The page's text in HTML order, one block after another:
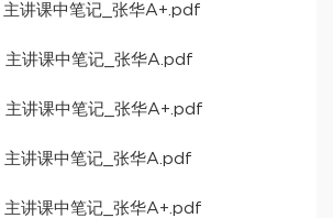
讲课中笔记_张华A+.pdf
主讲课中笔记_张华A.pdf
主讲课中笔记_张华A+.pdf
讲课中笔记_张华A.pdf
讲课中笔记_张华A+.pdf